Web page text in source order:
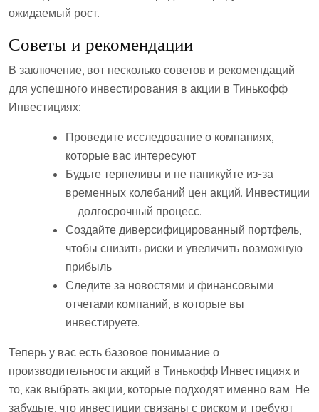
ожидаемый рост.
Советы и рекомендации
В заключение, вот несколько советов и рекомендаций
для успешного инвестирования в акции в Тинькофф
Инвестициях:
Проведите исследование о компаниях,
которые вас интересуют.
Будьте терпеливы и не паникуйте из-за
временных колебаний цен акций. Инвестиции
— долгосрочный процесс.
Создайте диверсифицированный портфель,
чтобы снизить риски и увеличить возможную
прибыль.
Следите за новостями и финансовыми
отчетами компаний, в которые вы
инвестируете.
Теперь у вас есть базовое понимание о
производительности акций в Тинькофф Инвестициях и
то, как выбрать акции, которые подходят именно вам. Не
забудьте, что инвестиции связаны с риском и требуют